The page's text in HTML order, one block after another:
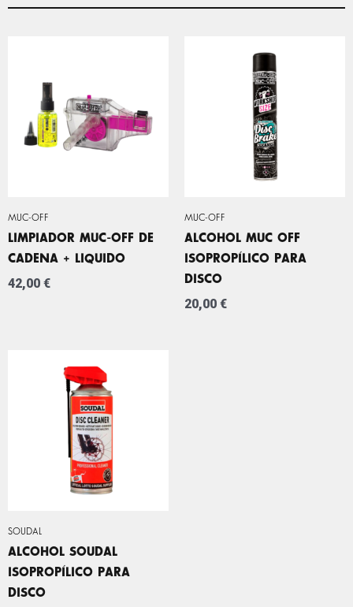
MUC-OFF
LIMPIADOR MUC-OFF DE
CADENA + LIQUIDO
42,00 €
MUC-OFF
ALCOHOL MUC OFF
ISOPROPÍLICO PARA
DISCO
20,00 €
SOUDAL
ALCOHOL SOUDAL
ISOPROPÍLICO PARA
DISCO